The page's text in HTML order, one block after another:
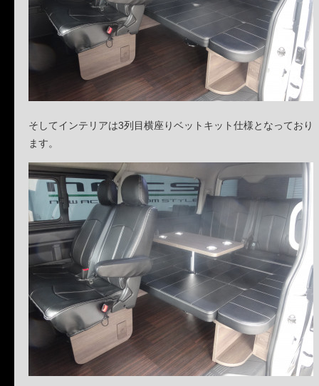
そしてインテリアは3列目横座りベットキット仕様となっており
ます。